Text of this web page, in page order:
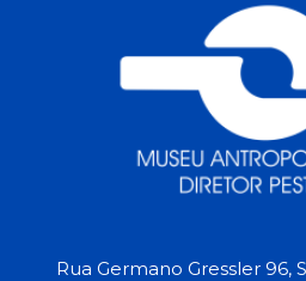
Rua Germano Gressler 96,